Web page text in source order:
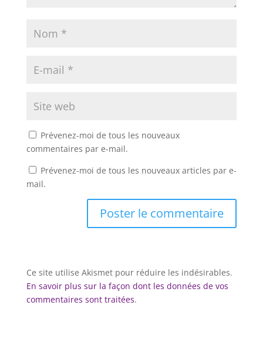
Prévenez-moi de tous les nouveaux
commentaires par e-mail.
Prévenez-moi de tous les nouveaux articles par e-
mail.
Ce site utilise Akismet pour réduire les indésirables.
En savoir plus sur la façon dont les données de vos
commentaires sont traitées.